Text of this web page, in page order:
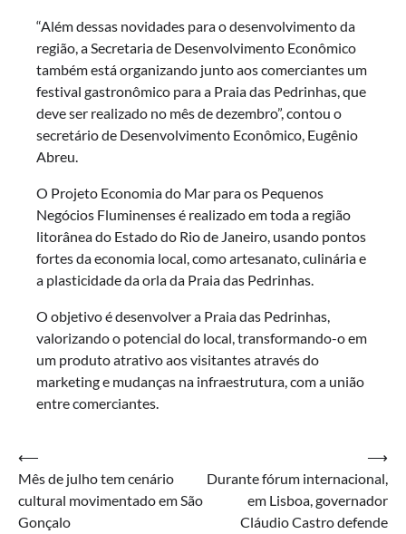
“Além dessas novidades para o desenvolvimento da
região, a Secretaria de Desenvolvimento Econômico
também está organizando junto aos comerciantes um
festival gastronômico para a Praia das Pedrinhas, que
deve ser realizado no mês de dezembro”, contou o
secretário de Desenvolvimento Econômico, Eugênio
Abreu.
O Projeto Economia do Mar para os Pequenos
Negócios Fluminenses é realizado em toda a região
litorânea do Estado do Rio de Janeiro, usando pontos
fortes da economia local, como artesanato, culinária e
a plasticidade da orla da Praia das Pedrinhas.
O objetivo é desenvolver a Praia das Pedrinhas,
valorizando o potencial do local, transformando-o em
um produto atrativo aos visitantes através do
marketing e mudanças na infraestrutura, com a união
entre comerciantes.
Navegação
de
Post
⟵
Mês de julho tem cenário
cultural movimentado em São
Gonçalo
Durante fórum internacional,
em Lisboa, governador
Cláudio Castro defende
⟶